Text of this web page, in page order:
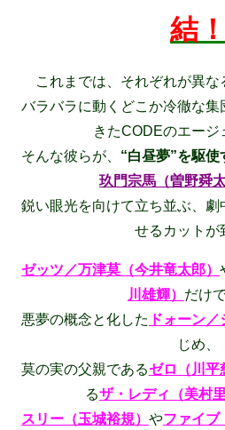
結！
これまでは、それぞれが異な
バラバラに動くどこか冷徹な集
きたCODEのエージ
そんな彼らが、 “白昼夢”を駆使
玖門宗馬（曽野舜太
鋭い眼光を向けて立ち並ぶ、劇
せるカットが
ゼッツ／万津莫（今井竜太郎）
川雄輝） だけ
悪夢の概念と化した ドォーン／
じめ、
莫の実の父親であるゼロ（川平
るザ・レディ（美村里
スリー（玉城裕規） やファイブ